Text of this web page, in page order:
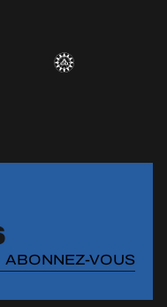
ABONNEZ-VOUS